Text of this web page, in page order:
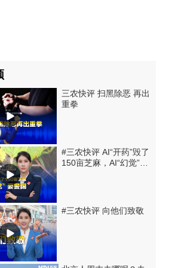
三农快评 扫黑除恶 再出
重拳
#三农快评 AI“开药”毁了
150亩芝麻，AI“幻觉”要
#三农快评 向他们致敬